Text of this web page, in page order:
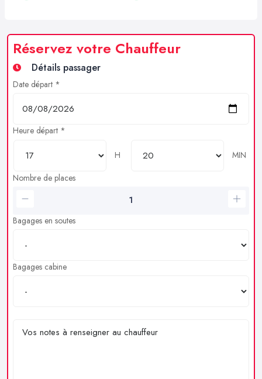
Réservez votre Chauffeur
Détails passager
Date départ *
Heure départ *
H
MIN
Nombre de places
Bagages en soutes
Bagages cabine